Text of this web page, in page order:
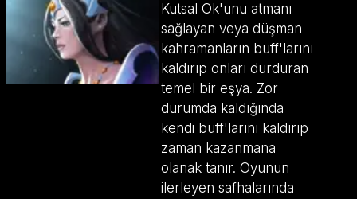
Kutsal Ok'unu atmanı
sağlayan veya düşman
kahramanların buff'larını
kaldırıp onları durduran
temel bir eşya. Zor
durumda kaldığında
kendi buff'larını kaldırıp
zaman kazanmana
olanak tanır. Oyunun
ilerleyen safhalarında